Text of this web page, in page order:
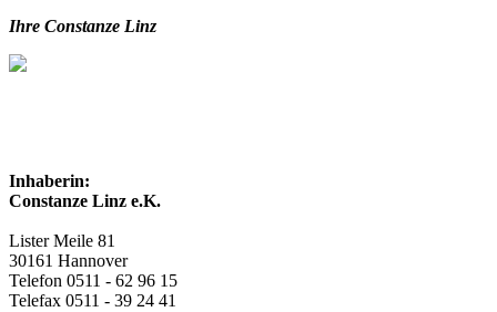
Ihre Constanze Linz
Inhaberin:
Constanze Linz e.K.
Lister Meile 81
30161 Hannover
Telefon 0511 - 62 96 15
Telefax 0511 - 39 24 41